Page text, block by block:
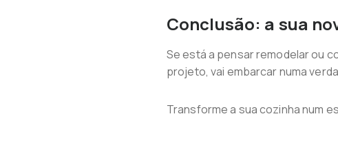
Conclusão: a sua
Se está a pensar remodelar ou
projeto, vai embarcar numa
Transforme a sua cozinha num